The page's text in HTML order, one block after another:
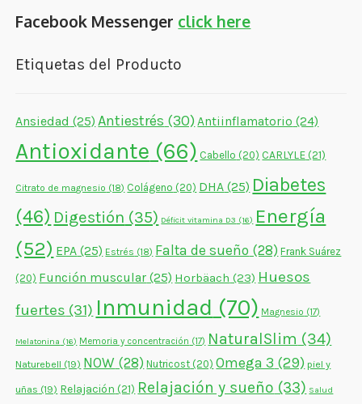
Facebook Messenger click here
Etiquetas del Producto
Ansiedad (25) Antiestrés (30)Antiinflamatorio (24)
Antioxidante (66) Cabello (20) CARLYLE(21)
Citrato de magnesio (18) Colágeno (20) DHA (25) Diabetes
(46) Digestión (35) Déficit vitamina D3 (16) Energía
(52) EPA (25) Estrés (18) Falta de sueño (28) Frank Suárez
(20) Función muscular (25) Horbäach (23) Huesos
fuertes (31) Inmunidad (70) Magnesio (17)
Melatonina (16) Memoria y concentración (17) NaturalSlim (34)
Naturebell (19) NOW (28) Nutricost (20) Omega 3 (29) piel y
uñas (19) Relajación (21) Relajación y sueño (33) Salud